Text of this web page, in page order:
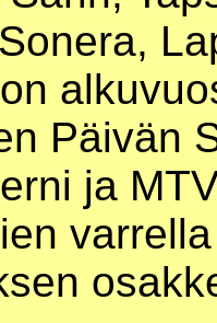
Päivän
ja